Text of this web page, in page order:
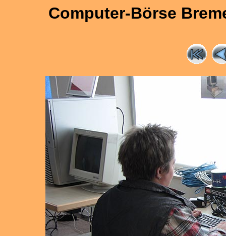
Computer-Börse